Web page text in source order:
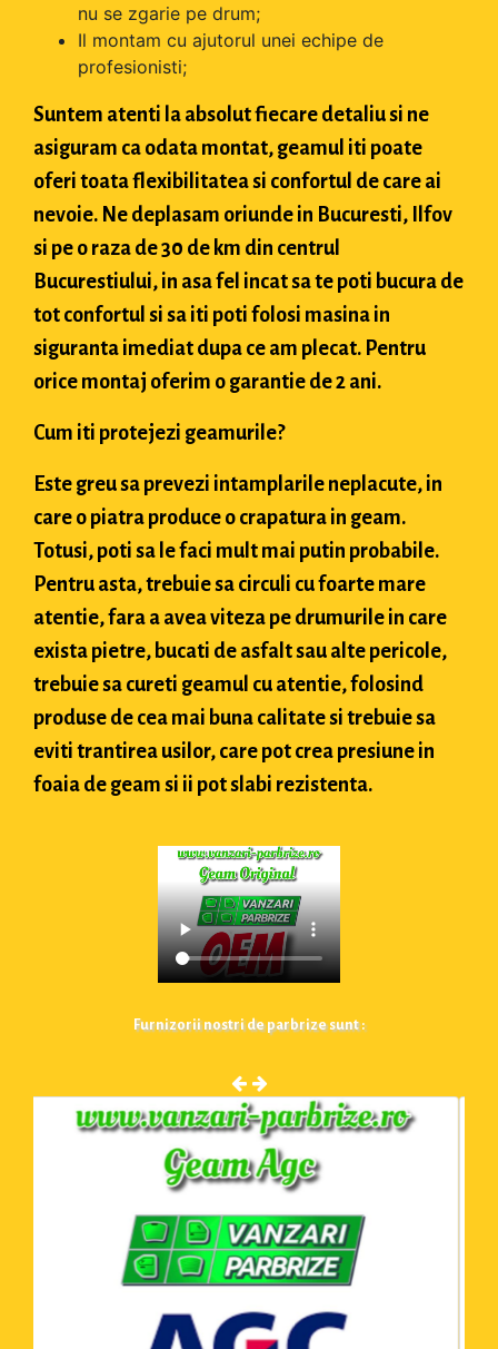
nu se zgarie pe drum;
Il montam cu ajutorul unei echipe de
profesionisti;
Suntem atenti la absolut fiecare detaliu si ne
asiguram ca odata montat, geamul iti poate
oferi toata flexibilitatea si confortul de care ai
nevoie. Ne deplasam oriunde in Bucuresti, Ilfov
si pe o raza de 30 de km din centrul
Bucurestiului, in asa fel incat sa te poti bucura de
tot confortul si sa iti poti folosi masina in
siguranta imediat dupa ce am plecat. Pentru
orice montaj oferim o garantie de 2 ani.
Cum iti protejezi geamurile?
Este greu sa prevezi intamplarile neplacute, in
care o piatra produce o crapatura in geam.
Totusi, poti sa le faci mult mai putin probabile.
Pentru asta, trebuie sa circuli cu foarte mare
atentie, fara a avea viteza pe drumurile in care
exista pietre, bucati de asfalt sau alte pericole,
trebuie sa cureti geamul cu atentie, folosind
produse de cea mai buna calitate si trebuie sa
eviti trantirea usilor, care pot crea presiune in
foaia de geam si ii pot slabi rezistenta.
Furnizorii nostri de parbrize sunt :